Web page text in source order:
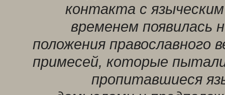
контакта с
временем появилась
положения
примесей, которые
пропитавшиеся